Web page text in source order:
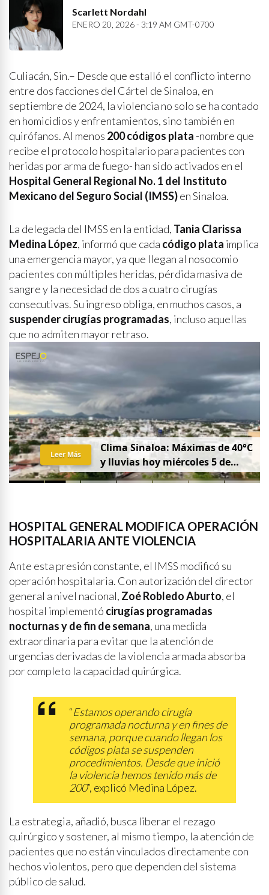
Scarlett Nordahl
ENERO 20, 2026 - 3:19 AM GMT-0700
Culiacán, Sin.– Desde que estalló el conflicto interno
entre dos facciones del Cártel de Sinaloa, en
septiembre de 2024, la violencia no solo se ha contado
en homicidios y enfrentamientos, sino también en
quirófanos. Al menos 200 códigos plata -nombre que
recibe el protocolo hospitalario para pacientes con
heridas por arma de fuego- han sido activados en el
Hospital General Regional No. 1 del Instituto
Mexicano del Seguro Social (IMSS)en Sinaloa.
La delegada del IMSS en la entidad, Tania Clarissa
Medina López, informó que cada código plata implica
una emergencia mayor, ya que llegan al nosocomio
pacientes con múltiples heridas, pérdida masiva de
sangre y la necesidad de dos a cuatro cirugías
consecutivas. Su ingreso obliga, en muchos casos, a
suspender cirugías programadas, incluso aquellas
que no admiten mayor retraso.
Clima Sinaloa: Máximas de 40°C
y lluvias hoy miércoles 5 de
agosto
Leer Más
HOSPITAL GENERAL MODIFICA OPERACIÓN
HOSPITALARIA ANTE VIOLENCIA
Ante esta presión constante, el IMSS modificó su
operación hospitalaria. Con autorización del director
general a nivel nacional, Zoé Robledo Aburto, el
hospital implementó cirugías programadas
nocturnas y de fin de semana, una medida
extraordinaria para evitar que la atención de
urgencias derivadas de la violencia armada absorba
por completo la capacidad quirúrgica.
“Estamos operando cirugía
programada nocturna y en fines de
semana, porque cuando llegan los
códigos plata se suspenden
procedimientos. Desde que inició
la violencia hemos tenido más de
200”, explicó Medina López.
La estrategia, añadió, busca liberar el rezago
quirúrgico y sostener, al mismo tiempo, la atención de
pacientes que no están vinculados directamente con
hechos violentos, pero que dependen del sistema
público de salud.